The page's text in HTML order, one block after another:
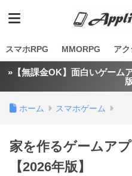
スマホRPG MMORPG ア
»【無課金OK】面白いゲーム
ホーム スマホゲーム
家を作るゲームア
【2026年版】